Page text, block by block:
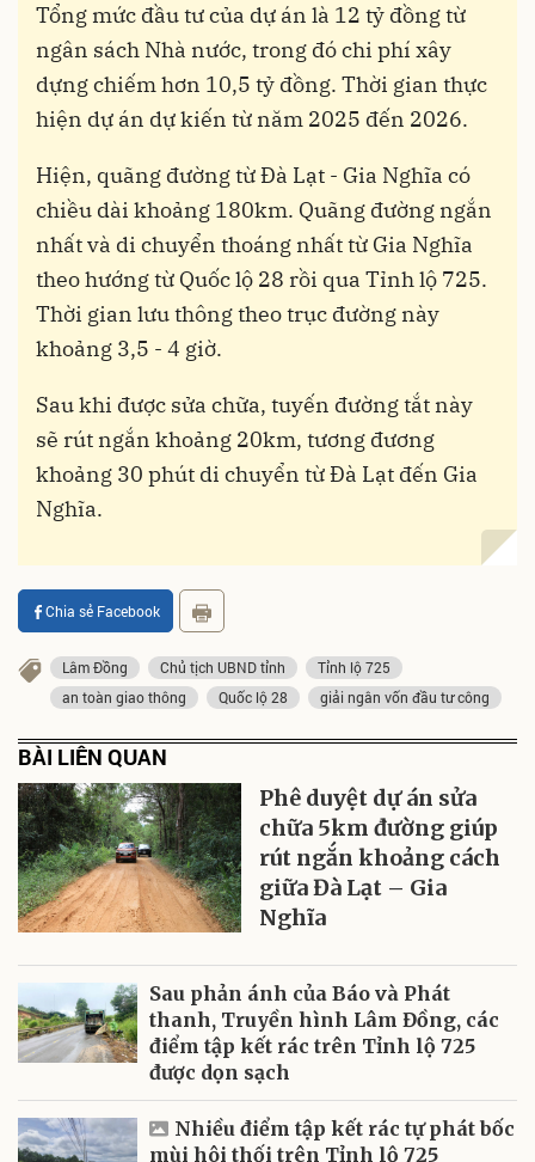
Tổng mức đầu tư của dự án là 12 tỷ đồng từ
ngân sách Nhà nước, trong đó chi phí xây
dựng chiếm hơn 10,5 tỷ đồng. Thời gian thực
hiện dự án dự kiến từ năm 2025 đến 2026.
Hiện, quãng đường từ Đà Lạt - Gia Nghĩa có
chiều dài khoảng 180km. Quãng đường ngắn
nhất và di chuyển thoáng nhất từ Gia Nghĩa
theo hướng từ Quốc lộ 28 rồi qua Tỉnh lộ 725.
Thời gian lưu thông theo trục đường này
khoảng 3,5 - 4 giờ.
Sau khi được sửa chữa, tuyến đường tắt này
sẽ rút ngắn khoảng 20km, tương đương
khoảng 30 phút di chuyển từ Đà Lạt đến Gia
Nghĩa.
Chia sẻ Facebook
Lâm Đồng Chủ tịch UBND tỉnh
Tỉnh lộ 725
an toàn giao thông
Quốc lộ 28 giải ngân vốn đầu tư công
BÀI LIÊN QUAN
Phê duyệt dự án sửa
chữa 5km đường giúp
rút ngắn khoảng cách
giữa Đà Lạt – Gia
Nghĩa
Sau phản ánh của Báo và Phát
thanh, Truyền hình Lâm Đồng, các
điểm tập kết rác trên Tỉnh lộ 725
được dọn sạch
Nhiều điểm tập kết rác tự phát bốc
mùi hôi thối trên Tỉnh lộ 725